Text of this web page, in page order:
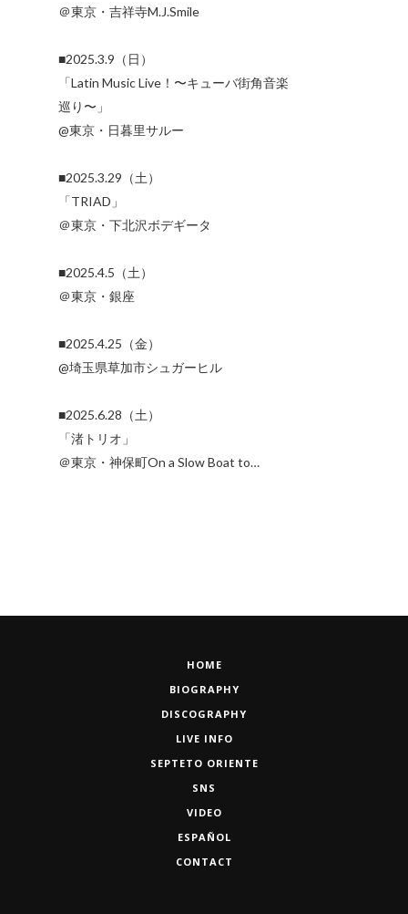
＠東京・吉祥寺M.J.Smile
■2025.3.9（日）
「Latin Music Live！〜キューバ街角音楽
巡り〜」
@東京・日暮里サルー
■2025.3.29（土）
「TRIAD」
＠東京・下北沢ボデギータ
■2025.4.5（土）
＠東京・銀座
■2025.4.25（金）
@埼玉県草加市シュガーヒル
■2025.6.28（土）
「渚トリオ」
＠東京・神保町On a Slow Boat to…
HOME
BIOGRAPHY
DISCOGRAPHY
LIVE INFO
SEPTETO ORIENTE
SNS
VIDEO
ESPAÑOL
CONTACT